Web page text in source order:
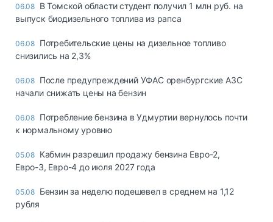
06.08 В Томской области студент получил 1 млн руб. на
выпуск биодизельного топлива из рапса
06.08 Потребительские цены на дизельное топливо
снизились на 2,3%
06.08 После предупреждений УФАС оренбургские АЗС
начали снижать цены на бензин
06.08 Потребление бензина в Удмуртии вернулось почти
к нормальному уровню
05.08 Кабмин разрешил продажу бензина Евро-2,
Евро-3, Евро-4 до июля 2027 года
05.08 Бензин за неделю подешевел в среднем на 1,12
рубля